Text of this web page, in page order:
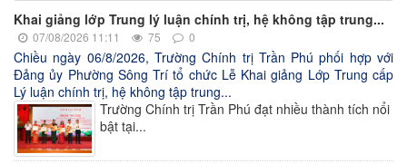
Khai giảng lớp Trung lý luận chính trị, hệ không tập trung...
07/08/2026 11:11 75 0
Chiều ngày 06/8/2026, Trường Chính trị Trần Phú phối hợp với
Đảng ủy Phường Sông Trí tổ chức Lễ Khai giảng Lớp Trung cấp
Lý luận chính trị, hệ không tập trung...
Trường Chính trị Trần Phú đạt nhiều thành tích nổi
bật tại...